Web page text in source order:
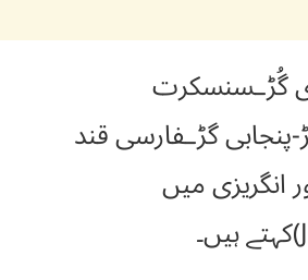
گُڑـسنسکرت
پنجابی گڑـفارسی قند
انگریزی میں